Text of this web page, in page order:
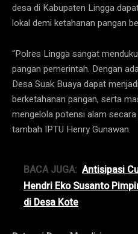
desa di Kabupaten Lingga
lokal demi ketahanan pangan
“Polres Lingga sangat
pangan pemerintah. Dengan
Desa Suak Buaya dapat
berketahanan pangan, serta
mengelola potensi alam
tambah IPTU Henry Gunawan.
BACA JUGA: Antisipasi
Hendri Eko Susanto
di Desa Kote